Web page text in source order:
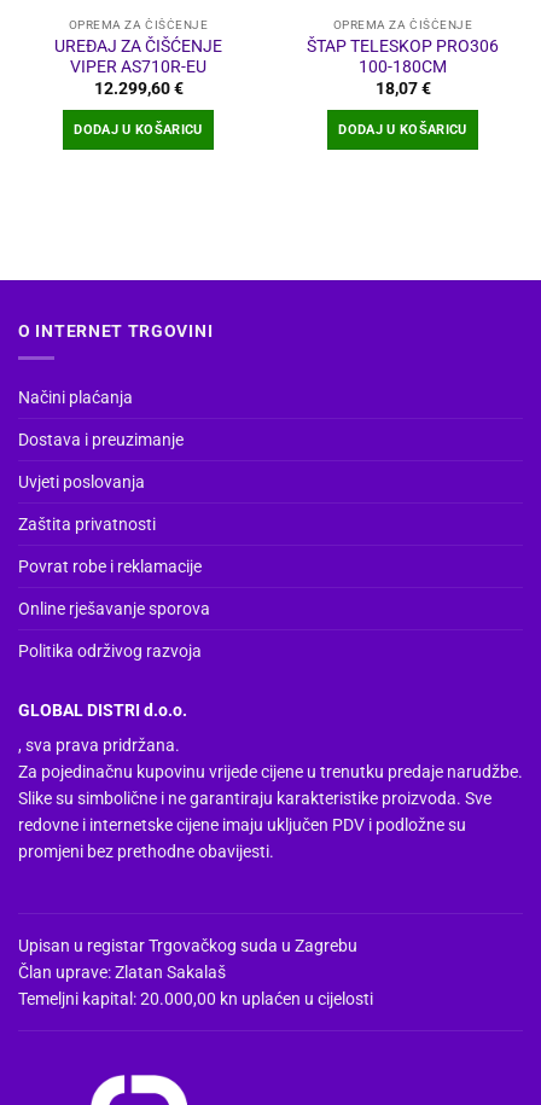
OPREMA ZA ČIŠĆENJE
UREĐAJ ZA ČIŠĆENJE
VIPER AS710R-EU
12.299,60€
DODAJ U KOŠARICU
OPREMA ZA ČIŠĆENJE
ŠTAP TELESKOP PRO306
100-180CM
18,07€
DODAJ U KOŠARICU
O INTERNET TRGOVINI
Načini plaćanja
Dostava i preuzimanje
Uvjeti poslovanja
Zaštita privatnosti
Povrat robe i reklamacije
Online rješavanje sporova
Politika održivog razvoja
GLOBAL DISTRI d.o.o.
, sva prava pridržana.
Za pojedinačnu kupovinu vrijede cijene u trenutku predaje narudžbe.
Slike su simbolične i ne garantiraju karakteristike proizvoda. Sve
redovne i internetske cijene imaju uključen PDV i podložne su
promjeni bez prethodne obavijesti.
Upisan u registar Trgovačkog suda u Zagrebu
Član uprave: Zlatan Sakalaš
Temeljni kapital: 20.000,00 kn uplaćen u cijelosti